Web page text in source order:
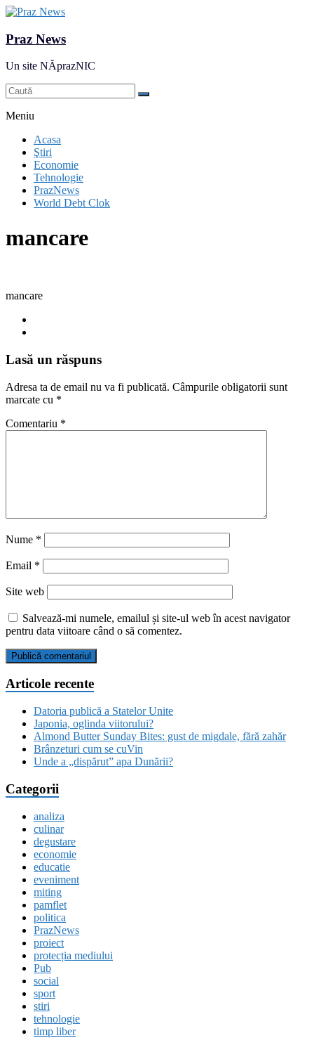
Praz News
Un site NĂprazNIC
Meniu
Acasa
Ştiri
Economie
Tehnologie
PrazNews
World Debt Clok
mancare
mancare
Lasă un răspuns
Adresa ta de email nu va fi publicată. Câmpurile obligatorii sunt
marcate cu *
Comentariu *
Nume *
Email *
Site web
Salvează-mi numele, emailul și site-ul web în acest navigator
pentru data viitoare când o să comentez.
Articole recente
Datoria publică a Statelor Unite
Japonia, oglinda viitorului?
Almond Butter Sunday Bites: gust de migdale, fără zahăr
Brânzeturi cum se cuVin
Unde a „dispărut” apa Dunării?
Categorii
analiza
culinar
degustare
economie
educatie
eveniment
miting
pamflet
politica
PrazNews
proiect
protecția mediului
Pub
social
sport
stiri
tehnologie
timp liber